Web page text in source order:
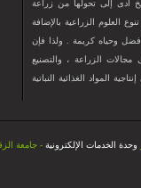
أدى إلى تحولها من زراعة
العلوم الزراعية بالإضافة
وحياه كريمة . ولذا فإن
مجالات الزراعة ، والتصنيع
المواد الغذائية النباتية
وحدة الخدمات الإلكترونية - جامعة